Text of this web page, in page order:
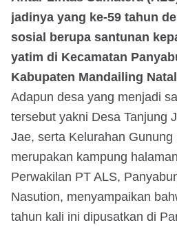
jadinya yang ke-59 tahun
sosial berupa santunan
yatim di Kecamatan
Kabupaten Mandailing
Adapun desa yang menjadi
tersebut yakni Desa Tanjung
Jae, serta Kelurahan Gunung
merupakan kampung
Perwakilan PT ALS,
Nasution, menyampaikan
tahun kali ini dipusatkan di